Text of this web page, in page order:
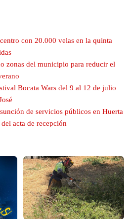
con 20.000 velas en la quinta
zonas del municipio para reducir el
Bocata Wars del 9 al 12 de julio
de servicios públicos en Huerta
acta de recepción